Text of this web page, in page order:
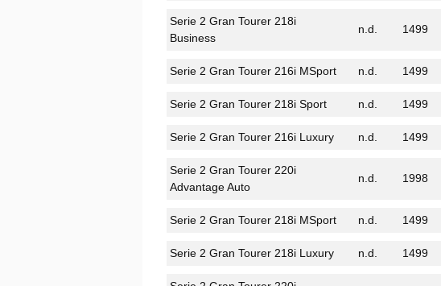
Serie 2 Gran Tourer 218i
Business
n.d. 1499
Serie 2 Gran Tourer 216i MSport n.d. 1499
Serie 2 Gran Tourer 218i Sport n.d. 1499
Serie 2 Gran Tourer 216i Luxury n.d. 1499
Serie 2 Gran Tourer 220i
Advantage Auto
n.d. 1998
Serie 2 Gran Tourer 218i MSport n.d. 1499
Serie 2 Gran Tourer 218i Luxury n.d. 1499